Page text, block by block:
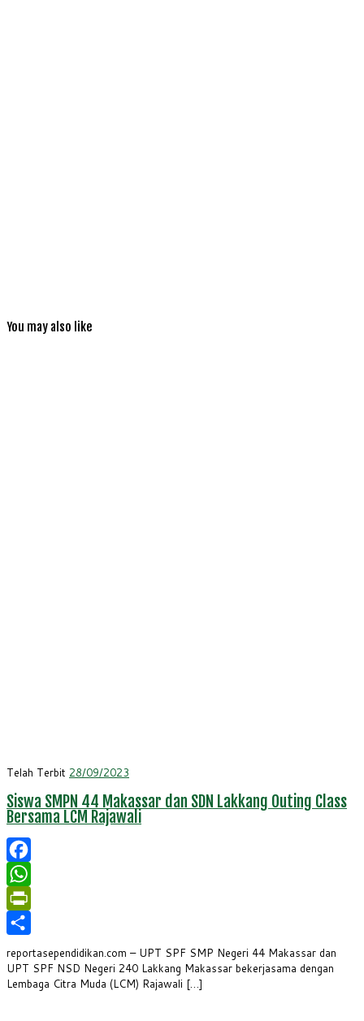
You may also like
Telah Terbit 28/09/2023
Siswa SMPN 44 Makassar dan SDN Lakkang Outing Class
Bersama LCM Rajawali
Facebook
WhatsApp
PrintFriendly
Share
reportasependidikan.com – UPT SPF SMP Negeri 44 Makassar dan
UPT SPF NSD Negeri 240 Lakkang Makassar bekerjasama dengan
Lembaga Citra Muda (LCM) Rajawali […]